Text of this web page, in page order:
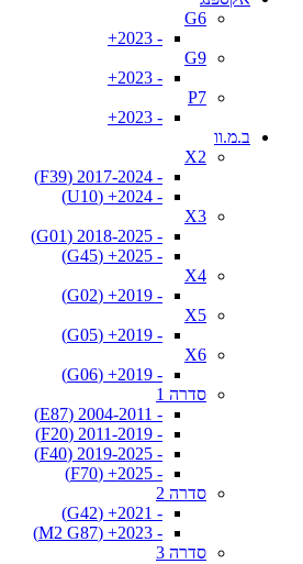
G6
- 2023+
G9
- 2023+
P7
- 2023+
ב.מ.וו
X2
- 2017-2024 (F39)
- 2024+ (U10)
X3
- 2018-2025 (G01)
- 2025+ (G45)
X4
- 2019+ (G02)
X5
- 2019+ (G05)
X6
- 2019+ (G06)
סדרה 1
- 2004-2011 (E87)
- 2011-2019 (F20)
- 2019-2025 (F40)
- 2025+ (F70)
סדרה 2
- 2021+ (G42)
- 2023+ (M2 G87)
סדרה 3